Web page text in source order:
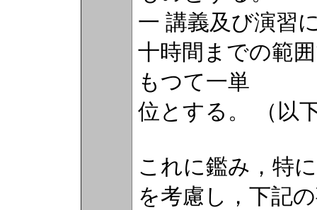
一 講義及び演習
十時間までの範
もつて一単
位とする。 （以
これに鑑み，特
を考慮し，下記